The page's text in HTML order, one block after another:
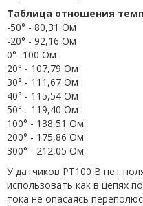
Таблица отношения
-50° - 80,31 Ом
-20° - 92,16 Ом
0° -100 Ом
20° - 107,79 Ом
30° - 111,67 Ом
40° - 115,54 Ом
50° - 119,40 Ом
100° - 138,51 Ом
200° - 175,86 Ом
300° - 212,05 Ом
У датчиков PT100 B нет
использовать как в цепях
тока не опасаясь